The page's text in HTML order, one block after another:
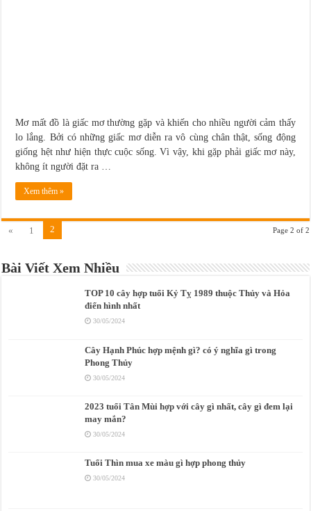
Mơ mất đồ là giấc mơ thường gặp và khiến cho nhiều người cảm thấy
lo lắng. Bởi có những giấc mơ diễn ra vô cùng chân thật, sống động
giống hệt như hiện thực cuộc sống. Vì vậy, khi gặp phải giấc mơ này,
không ít người đặt ra …
Xem thêm »
Page 2 of 2
« 1 2
Bài Viết Xem Nhiều
TOP 10 cây hợp tuổi Kỷ Tỵ 1989 thuộc Thủy và Hỏa
điển hình nhất
30/05/2024
Cây Hạnh Phúc hợp mệnh gì? có ý nghĩa gì trong
Phong Thủy
30/05/2024
2023 tuổi Tân Mùi hợp với cây gì nhất, cây gì đem lại
may mắn?
30/05/2024
Tuổi Thìn mua xe màu gì hợp phong thủy
30/05/2024